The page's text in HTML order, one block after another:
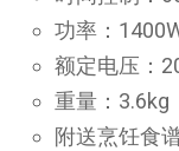
功率：
额定电压：
重量：3.6kg
附送烹饪食